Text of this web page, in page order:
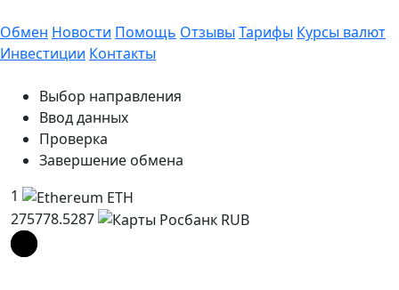
Обмен Новости Помощь Отзывы Тарифы Курсы валют
Инвестиции Контакты
Выбор направления
Ввод данных
Проверка
Завершение обмена
1
275778.5287